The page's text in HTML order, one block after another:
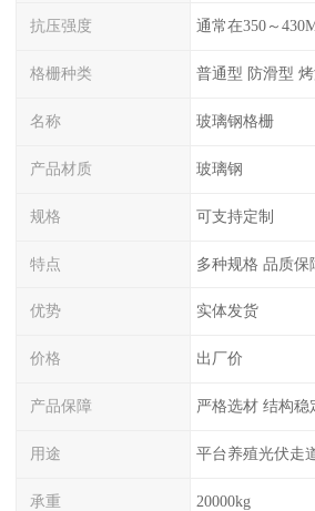
抗压强度 通常在350～
格栅种类
名称 玻璃钢格栅
产品材质 玻璃钢
规格 可支持定制
特点 多种规格 品质保
优势 实体发货
价格 出厂价
产品保障 严格选材 结构稳
用途 平台养殖光伏走
承重 20000kg